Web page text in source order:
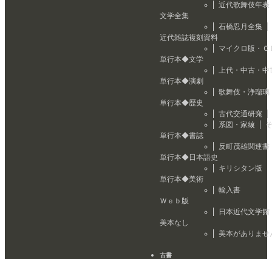
近代歌舞伎年表
文学全集
石橋忍月全集
近代雑誌複刻資料
マイクロ版・
単行本◆文学
上代・中古・中
単行本◆演劇
歌舞伎・浄瑠璃
単行本◆歴史
古代交通研究
系図・家紋
単行本◆書誌
反町茂雄関連書
単行本◆日本語史
キリシタン版
単行本◆美術
輸入書
Ｗｅｂ版
日本近代文学館
美本なし
美本がありませ
古書